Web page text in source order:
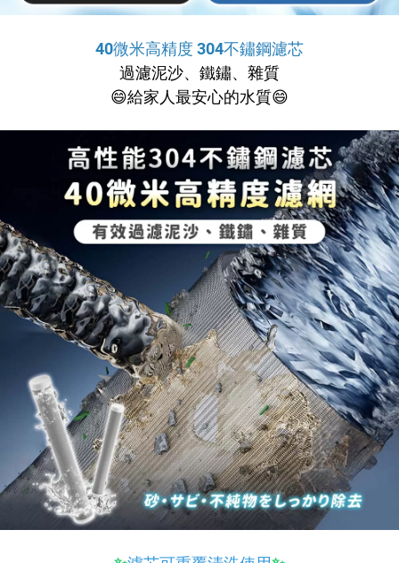
40微米高精度 304不鏽鋼濾芯
過濾泥沙、鐵鏽、雜質
😄給家人最安心的水質😄